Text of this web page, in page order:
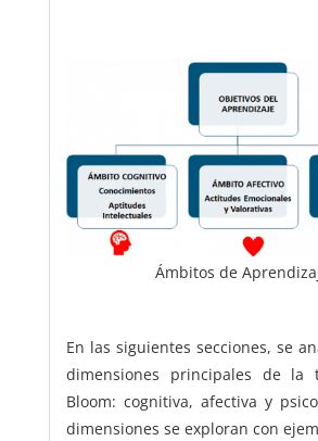
Ámbitos de
En las siguientes secciones, se
dimensiones principales de la
Bloom: cognitiva, afectiva y
dimensiones se exploran con